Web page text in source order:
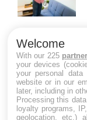
Welcome
With our 225
your devices
your personal
website or in our
later, including in
Processing this
loyalty programs,
geolocation, etc.)